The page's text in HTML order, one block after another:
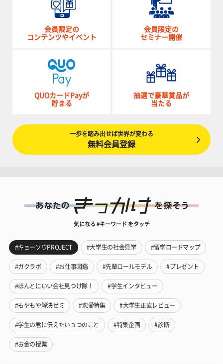
会員限定の
コンテンツやイベント
会員限定の
セミナー開催
QUOカードPayが
貯まる
抽選で豪華賞品が
当たる
一歩を踏み出せば世界が変わる
無料会員登録
気になる #キーワード をタッチ
#キョーソウPROJECT #大学生の社会見学 #留学ロードマップ
#ガクラボ #お仕事図鑑 #先輩ロールモデル #プレゼント
#ほんとにいい会社見つけ隊！ #学生インタビュー
#もやもや解決ゼミ #恋愛特集 #大学生正直レビュー
#学生の君に伝えたい３つのこと #特集企画 #診断
#お金の授業